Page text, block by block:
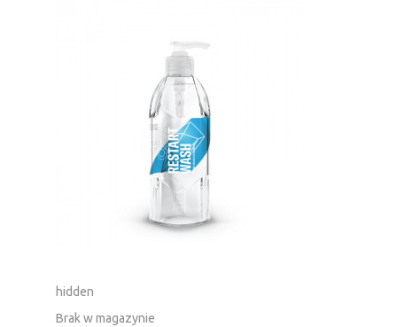
hidden
Brak w magazynie